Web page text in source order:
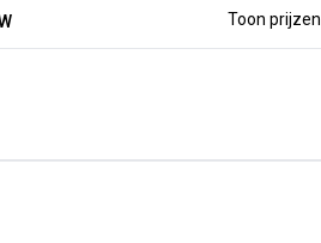
Toon prijzen